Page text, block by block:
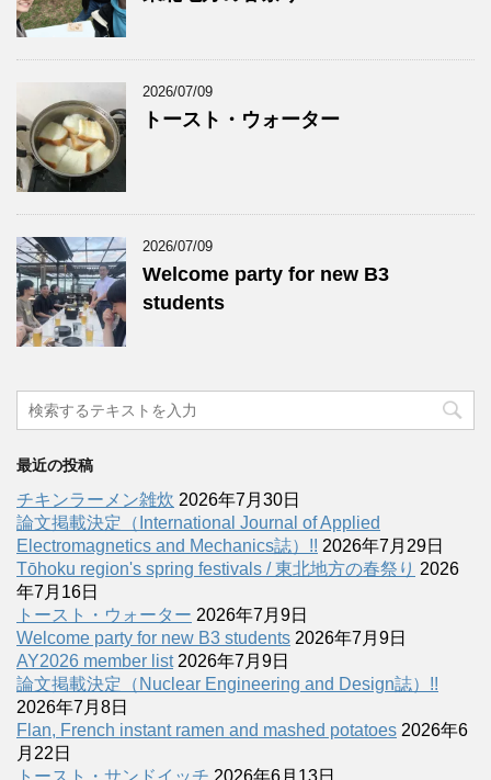
2026/07/09
トースト・ウォーター
2026/07/09
Welcome party for new B3
students
最近の投稿
チキンラーメン雑炊 2026年7月30日
論文掲載決定（International Journal of Applied
Electromagnetics and Mechanics誌）!! 2026年7月29日
Tōhoku region's spring festivals / 東北地方の春祭り 2026
年7月16日
トースト・ウォーター 2026年7月9日
Welcome party for new B3 students 2026年7月9日
AY2026 member list 2026年7月9日
論文掲載決定（Nuclear Engineering and Design誌）!!
2026年7月8日
Flan, French instant ramen and mashed potatoes 2026年6
月22日
トースト・サンドイッチ 2026年6月13日